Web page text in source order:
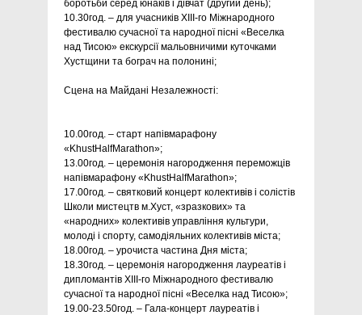
боротьби серед юнаків і дівчат (другий день);
10.30год. – для учасників ХІIІ-го Міжнародного
фестивалю сучасної та народної пісні «Веселка
над Тисою» екскурсії мальовничими куточками
Хустщини та бограч на полонині;
Сцена на Майдані Незалежності:
10.00год. – старт напівмарафону
«KhustHalfMarathon»;
13.00год. – церемонія нагородження переможців
напівмарафону «KhustHalfMarathon»;
17.00год. – святковий концерт колективів і солістів
Школи мистецтв м.Хуст, «зразкових» та
«народних» колективів управління культури,
молоді і спорту, самодіяльних колективів міста;
18.00год. – урочиста частина Дня міста;
18.30год. – церемонія нагородження лауреатів і
дипломантів ХІIІ-го Міжнародного фестивалю
сучасної та народної пісні «Веселка над Тисою»;
19.00-23.50год. – Гала-концерт лауреатів і